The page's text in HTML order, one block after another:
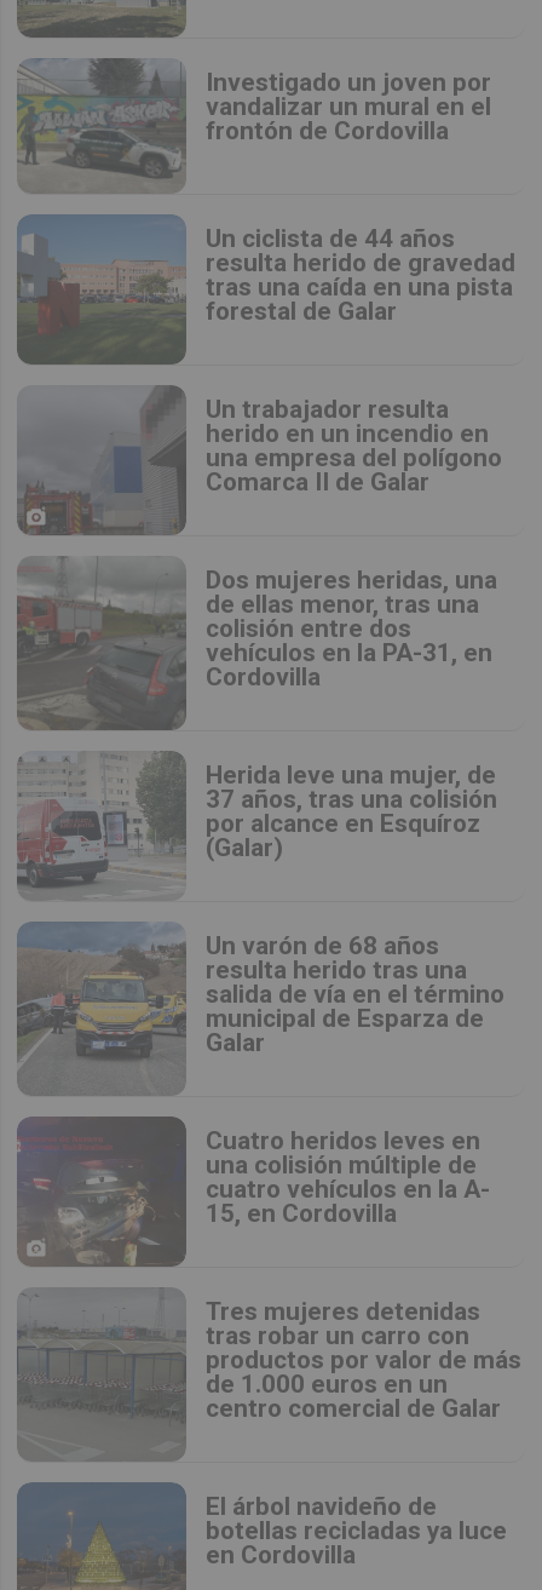
Investigado un joven por
vandalizar un mural en el
frontón de Cordovilla
Un ciclista de 44 años
resulta herido de gravedad
tras una caída en una pista
forestal de Galar
Un trabajador resulta
herido en un incendio en
una empresa del polígono
Comarca II de Galar
Dos mujeres heridas, una
de ellas menor, tras una
colisión entre dos
vehículos en la PA-31, en
Cordovilla
Herida leve una mujer, de
37 años, tras una colisión
por alcance en Esquíroz
(Galar)
Un varón de 68 años
resulta herido tras una
salida de vía en el término
municipal de Esparza de
Galar
Cuatro heridos leves en
una colisión múltiple de
cuatro vehículos en la A-
15, en Cordovilla
Tres mujeres detenidas
tras robar un carro con
productos por valor de más
de 1.000 euros en un
centro comercial de Galar
El árbol navideño de
botellas recicladas ya luce
en Cordovilla